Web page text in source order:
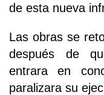
de esta nueva
Las obras se
después de
entrara en
paralizara su